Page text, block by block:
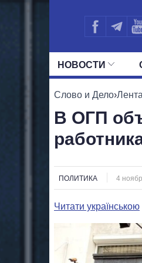
НОВОСТИ
Слово и Дело›
В ОГП
ПОЛИТИКА 4
Читати українською